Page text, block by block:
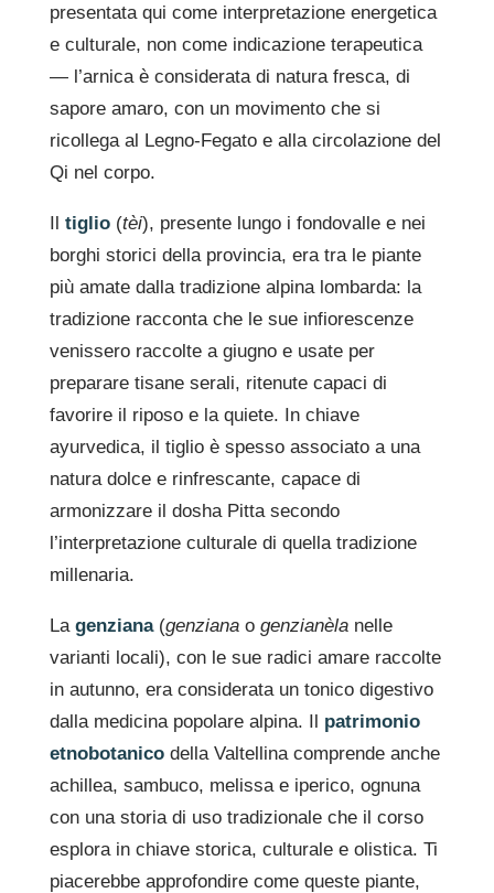
presentata qui come interpretazione energetica
e culturale, non come indicazione terapeutica
— l’arnica è considerata di natura fresca, di
sapore amaro, con un movimento che si
ricollega al Legno-Fegato e alla circolazione del
Qi nel corpo.
Il tiglio (tèi), presente lungo i fondovalle e nei
borghi storici della provincia, era tra le piante
più amate dalla tradizione alpina lombarda: la
tradizione racconta che le sue infiorescenze
venissero raccolte a giugno e usate per
preparare tisane serali, ritenute capaci di
favorire il riposo e la quiete. In chiave
ayurvedica, il tiglio è spesso associato a una
natura dolce e rinfrescante, capace di
armonizzare il dosha Pitta secondo
l’interpretazione culturale di quella tradizione
millenaria.
La genziana(genziana o genzianèla nelle
varianti locali), con le sue radici amare raccolte
in autunno, era considerata un tonico digestivo
dalla medicina popolare alpina. Il patrimonio
etnobotanico della Valtellina comprende anche
achillea, sambuco, melissa e iperico, ognuna
con una storia di uso tradizionale che il corso
esplora in chiave storica, culturale e olistica. Ti
piacerebbe approfondire come queste piante,